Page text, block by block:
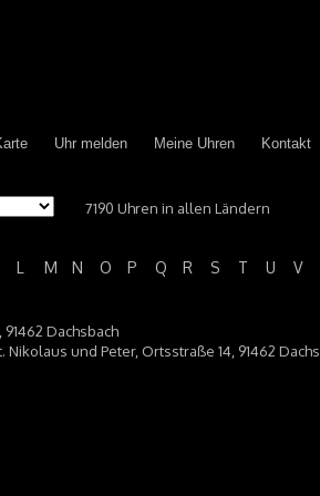
Uhr melden Meine Uhren Kontakt
7190 Uhren in allen Ländern
L M N O P Q R S T U V
Dachsbach
und Peter, Ortsstraße 14, 91462